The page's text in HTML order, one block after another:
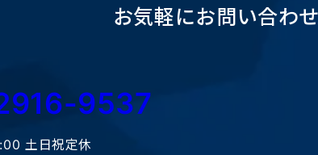
お気軽にお問い合わ
9537
土日祝定休